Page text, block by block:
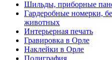
Шильды, приборные
Гардеробные номерки,
животных
Интерьерная печать
Гравировка в Орле
Наклейки в Орле
Полиграфия